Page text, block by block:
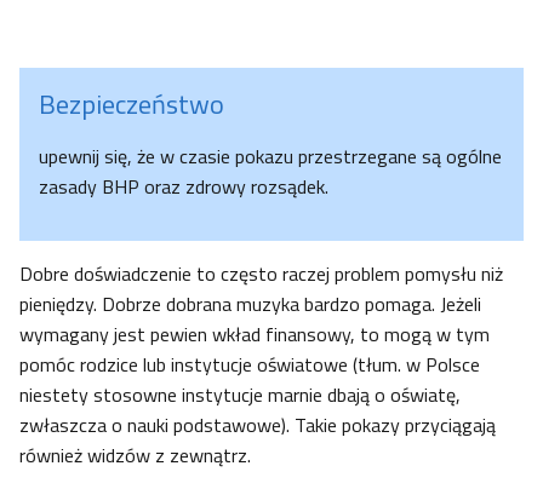
Bezpieczeństwo
upewnij się, że w czasie pokazu przestrzegane są ogólne
zasady BHP oraz zdrowy rozsądek.
Dobre doświadczenie to często raczej problem pomysłu niż
pieniędzy. Dobrze dobrana muzyka bardzo pomaga. Jeżeli
wymagany jest pewien wkład finansowy, to mogą w tym
pomóc rodzice lub instytucje oświatowe (tłum. w Polsce
niestety stosowne instytucje marnie dbają o oświatę,
zwłaszcza o nauki podstawowe). Takie pokazy przyciągają
również widzów z zewnątrz.